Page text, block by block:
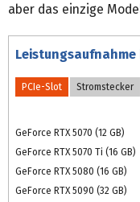
aber das einzige
Leistungsaufnahme
PCIe-Slot Stromstecker
GeForce RTX 5070 (12 GB)
GeForce RTX 5070 Ti (16 GB)
GeForce RTX 5080 (16 GB)
GeForce RTX 5090 (32 GB)